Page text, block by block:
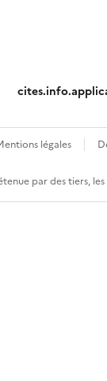
légales
par des tiers,